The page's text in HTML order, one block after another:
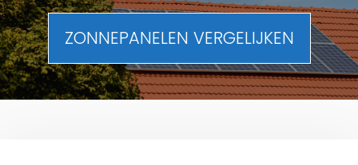
ZONNEPANELEN VERGELIJKEN